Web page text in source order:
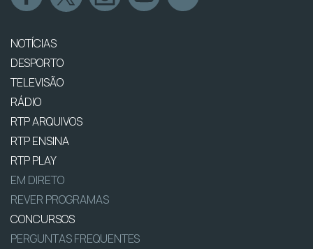
NOTÍCIAS
DESPORTO
TELEVISÃO
RÁDIO
RTP ARQUIVOS
RTP ENSINA
RTP PLAY
EM DIRETO
REVER PROGRAMAS
CONCURSOS
PERGUNTAS FREQUENTES